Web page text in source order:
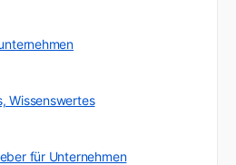
Wissenswertes
für Unternehmen